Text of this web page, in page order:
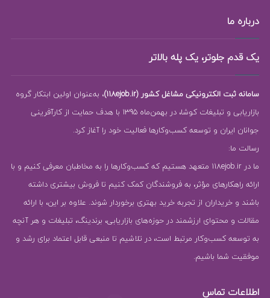
درباره ما
یک قدم جلوتر، یک پله بالاتر
سامانه ثبت الکترونیکی مشاغل کشور (118ejob.ir)
، به‌عنوان اولین ابتکار گروه
بازاریابی و تبلیغات کوشا، در بهمن‌ماه 1395 با هدف حمایت از کارآفرینی
جوانان ایران و توسعه کسب‌وکارها فعالیت خود را آغاز کرد.
رسالت ما:
ما در 118ejob.ir متعهد هستیم که کسب‌وکارها را به مخاطبان معرفی کنیم و با
ارائه راهکارهای مؤثر، به فروشندگان کمک کنیم تا فروش بیشتری داشته
باشند و خریداران از تجربه خرید بهتری برخوردار شوند. علاوه بر این، با ارائه
مقالات و محتوای ارزشمند در حوزه‌های بازاریابی، برندینگ، تبلیغات و هر آنچه
به توسعه کسب‌وکار مرتبط است، در تلاشیم تا منبعی قابل اعتماد برای رشد و
موفقیت شما باشیم.
اطلاعات تماس